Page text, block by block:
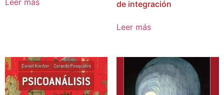
Leer más
de integración
Leer más